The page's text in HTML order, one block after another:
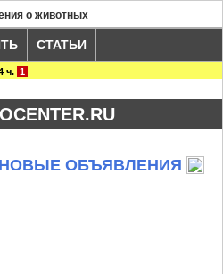
о животных
СТАТЬИ
ч. 1
НОВЫЕ ОБЪЯВЛЕНИЯ